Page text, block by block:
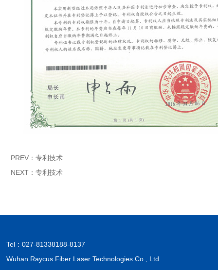
PREV：专利技术
NEXT：专利技术
Tel：027-81338188-8137
Wuhan Raycus Fiber Laser Technologies Co., Ltd.